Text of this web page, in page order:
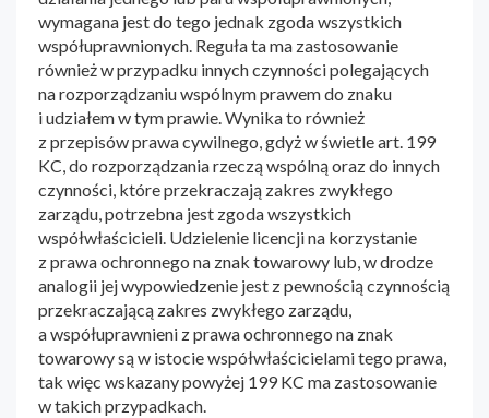
wymagana jest do tego jednak zgoda wszystkich
współuprawnionych. Reguła ta ma zastosowanie
również w przypadku innych czynności polegających
na rozporządzaniu wspólnym prawem do znaku
i udziałem w tym prawie. Wynika to również
z przepisów prawa cywilnego, gdyż w świetle art. 199
KC, do rozporządzania rzeczą wspólną oraz do innych
czynności, które przekraczają zakres zwykłego
zarządu, potrzebna jest zgoda wszystkich
współwłaścicieli. Udzielenie licencji na korzystanie
z prawa ochronnego na znak towarowy lub, w drodze
analogii jej wypowiedzenie jest z pewnością czynnością
przekraczającą zakres zwykłego zarządu,
a współuprawnieni z prawa ochronnego na znak
towarowy są w istocie współwłaścicielami tego prawa,
tak więc wskazany powyżej 199 KC ma zastosowanie
w takich przypadkach.